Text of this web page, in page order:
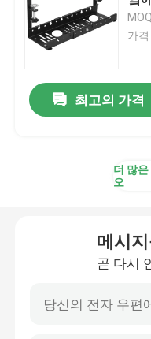
맞춤형 금속 브라켓
금속 랙 하드웨어
금속 테이블 다리
금속 목재 연결 장치
가
최고의 가격
더 많은
오
메시
곧 다시